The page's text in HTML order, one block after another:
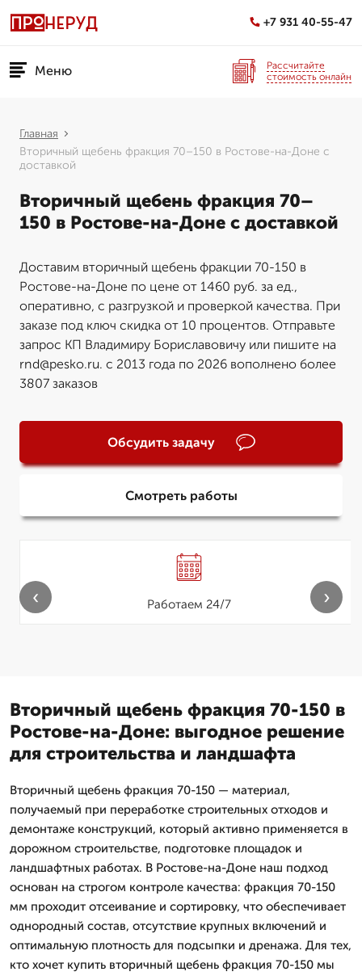
+7 931 40-55-47
Меню
Рассчитайте
стоимость онлайн
Главная
Вторичный щебень фракция 70–150 в Ростове-на-Доне с
доставкой
Вторичный щебень фракция 70–
150 в Ростове-на-Доне с доставкой
Доставим вторичный щебень фракции 70-150 в
Ростове-на-Доне по цене от 1460 руб. за ед.,
оперативно, с разгрузкой и проверкой качества. При
заказе под ключ скидка от 10 процентов. Отправьте
запрос КП Владимиру Бориславовичу или пишите на
rnd@pesko.ru. с 2013 года по 2026 вополнено более
3807 заказов
Обсудить задачу
Смотреть работы
Работаем 24/7
‹ ›
Вторичный щебень фракция 70-150 в
Ростове-на-Доне: выгодное решение
для строительства и ландшафта
Вторичный щебень фракция 70-150 — материал,
получаемый при переработке строительных отходов и
демонтаже конструкций, который активно применяется в
дорожном строительстве, подготовке площадок и
ландшафтных работах. В Ростове-на-Доне наш подход
основан на строгом контроле качества: фракция 70-150
мм проходит отсеивание и сортировку, что обеспечивает
однородный состав, отсутствие крупных включений и
оптимальную плотность для подсыпки и дренажа. Для тех,
кто хочет купить вторичный щебень фракция 70-150 мы